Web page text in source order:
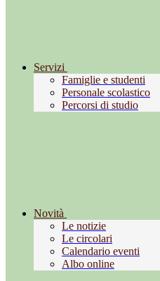
Servizi
Famiglie e studenti
Personale scolastico
Percorsi di studio
Novità
Le notizie
Le circolari
Calendario eventi
Albo online